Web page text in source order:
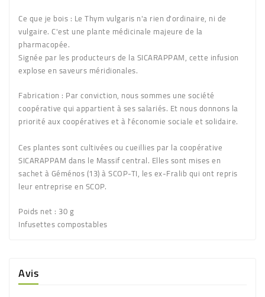
Ce que je bois : Le Thym vulgaris n'a rien d'ordinaire, ni de
vulgaire. C'est une plante médicinale majeure de la
pharmacopée.
Signée par les producteurs de la SICARAPPAM, cette infusion
explose en saveurs méridionales.
Fabrication : Par conviction, nous sommes une société
coopérative qui appartient à ses salariés. Et nous donnons la
priorité aux coopératives et à l'économie sociale et solidaire.
Ces plantes sont cultivées ou cueillies par la coopérative
SICARAPPAM dans le Massif central. Elles sont mises en
sachet à Géménos (13) à SCOP-TI, les ex-Fralib qui ont repris
leur entreprise en SCOP.
Poids net : 30 g
Infusettes compostables
Avis